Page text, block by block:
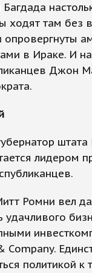
ходят там без
опровергнуты
в Ираке. И
Джон
штата
лидером
Ромни вел
удачливого
политикой к